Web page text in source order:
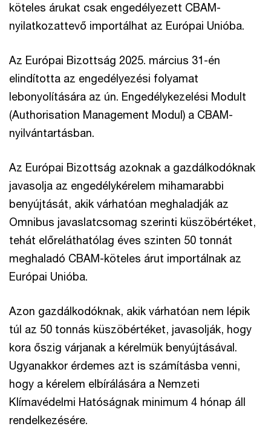
köteles árukat csak engedélyezett CBAM-
nyilatkozattevő importálhat az Európai Unióba.
Az Európai Bizottság 2025. március 31-én
elindította az engedélyezési folyamat
lebonyolítására az ún. Engedélykezelési Modult
(Authorisation Management Modul) a CBAM-
nyilvántartásban.
Az Európai Bizottság azoknak a gazdálkodóknak
javasolja az engedélykérelem mihamarabbi
benyújtását, akik várhatóan meghaladják az
Omnibus javaslatcsomag szerinti küszöbértéket,
tehát előreláthatólag éves szinten 50 tonnát
meghaladó CBAM-köteles árut importálnak az
Európai Unióba.
Azon gazdálkodóknak, akik várhatóan nem lépik
túl az 50 tonnás küszöbértéket, javasolják, hogy
kora őszig várjanak a kérelmük benyújtásával.
Ugyanakkor érdemes azt is számításba venni,
hogy a kérelem elbírálására a Nemzeti
Klímavédelmi Hatóságnak minimum 4 hónap áll
rendelkezésére.